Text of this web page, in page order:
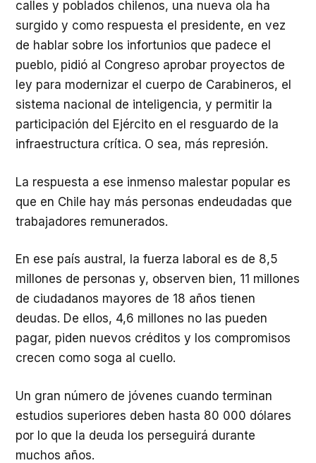
calles y poblados chilenos, una nueva ola ha
surgido y como respuesta el presidente, en vez
de hablar sobre los infortunios que padece el
pueblo, pidió al Congreso aprobar proyectos de
ley para modernizar el cuerpo de Carabineros, el
sistema nacional de inteligencia, y permitir la
participación del Ejército en el resguardo de la
infraestructura crítica. O sea, más represión.
La respuesta a ese inmenso malestar popular es
que en Chile hay más personas endeudadas que
trabajadores remunerados.
En ese país austral, la fuerza laboral es de 8,5
millones de personas y, observen bien, 11 millones
de ciudadanos mayores de 18 años tienen
deudas. De ellos, 4,6 millones no las pueden
pagar, piden nuevos créditos y los compromisos
crecen como soga al cuello.
Un gran número de jóvenes cuando terminan
estudios superiores deben hasta 80 000 dólares
por lo que la deuda los perseguirá durante
muchos años.